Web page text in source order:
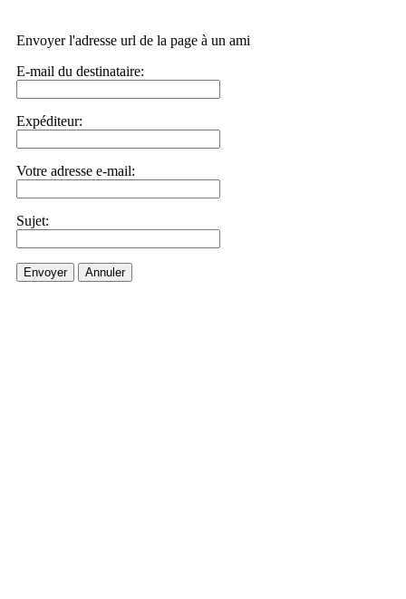
Envoyer l'adresse url de la page à un ami
E-mail du destinataire:
Expéditeur:
Votre adresse e-mail:
Sujet:
Envoyer Annuler